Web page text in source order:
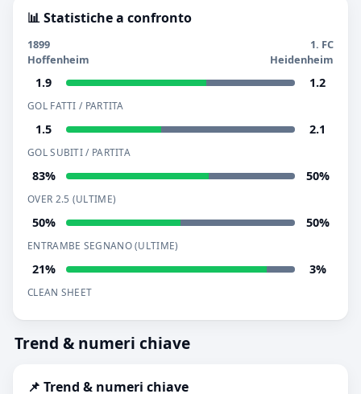
📊 Statistiche a confronto
1899
Hoffenheim
1. FC
Heidenheim
1.9 1.2
GOL FATTI / PARTITA
1.5 2.1
GOL SUBITI / PARTITA
83% 50%
OVER 2.5 (ULTIME)
50% 50%
ENTRAMBE SEGNANO (ULTIME)
21% 3%
CLEAN SHEET
Trend & numeri chiave
📌 Trend & numeri chiave